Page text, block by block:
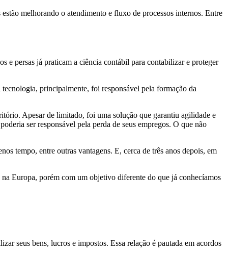
melhorando o atendimento e fluxo de processos internos. Entre
e persas já praticam a ciência contábil para contabilizar e proteger
principalmente, foi responsável pela formação da
Apesar de limitado, foi uma solução que garantiu agilidade e
ser responsável pela perda de seus empregos. O que não
tempo, entre outras vantagens. E, cerca de três anos depois, em
Europa, porém com um objetivo diferente do que já conhecíamos
seus bens, lucros e impostos. Essa relação é pautada em acordos